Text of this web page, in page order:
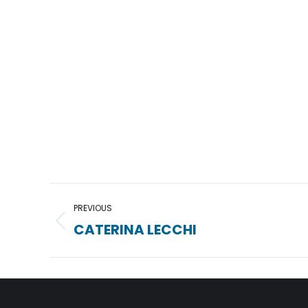
Project
navigation
PREVIOUS
Previous
CATERINA LECCHI